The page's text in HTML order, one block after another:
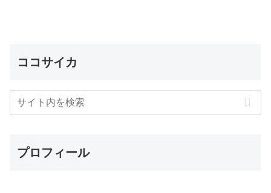
ココサイカ
プロフィール